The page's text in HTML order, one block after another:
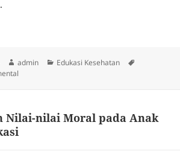
Author
admin Categories
Edukasi Kesehatan
Nilai-nilai Moral pada Anak